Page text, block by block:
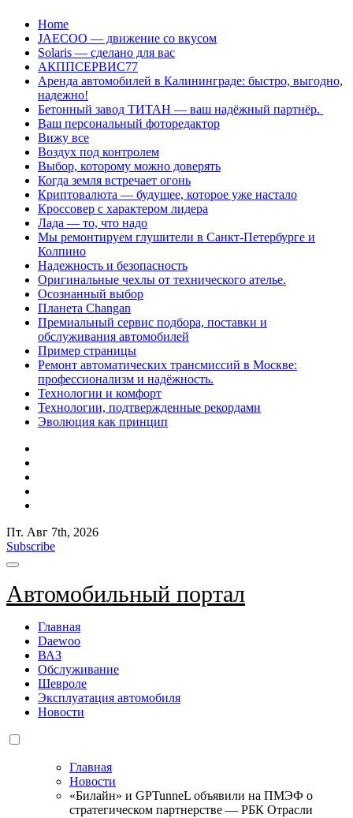
Перейти
содержанию
Home
JAECOO — движение со вкусом
Solaris — сделано для вас
АКППСЕРВИС77
Аренда автомобилей в Калининграде: быстро, выгодно,
надежно!
Бетонный завод ТИТАН — ваш надёжный партнёр.
Ваш персональный фоторедактор
Вижу все
Воздух под контролем
Выбор, которому можно доверять
Когда земля встречает огонь
Криптовалюта — будущее, которое уже настало
Кроссовер с характером лидера
Лада — то, что надо
Мы ремонтируем глушители в Санкт-Петербурге и
Колпино
Надежность и безопасность
Оригинальные чехлы от технического ателье.
Осознанный выбор
Планета Changan
Премиальный сервис подбора, поставки и
обслуживания автомобилей
Пример страницы
Ремонт автоматических трансмиссий в Москве:
профессионализм и надёжность.
Технологии и комфорт
Технологии, подтвержденные рекордами
Эволюция как принцип
Пт. Авг 7th, 2026
Subscribe
Автомобильный портал
Главная
Daewoo
ВАЗ
Обслуживание
Шевроле
Эксплуатация автомобиля
Новости
Главная
Новости
«Билайн» и GPTunneL объявили на ПМЭФ о
стратегическом партнерстве — РБК Отрасли